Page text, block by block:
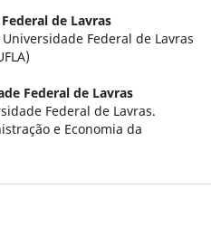
de Lavras
Federal de Lavras
Federal de Lavras
Federal de Lavras.
e Economia da